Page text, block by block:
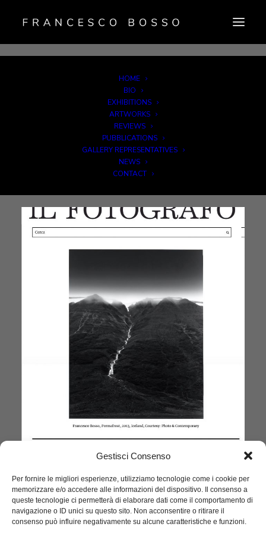
Gestisci Consenso
Per fornire le migliori esperienze, utilizziamo tecnologie come i cookie per
memorizzare e/o accedere alle informazioni del dispositivo. Il consenso a
queste tecnologie ci permetterà di elaborare dati come il comportamento di
navigazione o ID unici su questo sito. Non acconsentire o ritirare il
consenso può influire negativamente su alcune caratteristiche e funzioni.
HOME
BIO
EXHIBITIONS
ARTWORKS
REVIEWS
PUBBLICATIONS
GALLERY REPRESENTATIVES
NEWS
CONTACT
Il Fotografo